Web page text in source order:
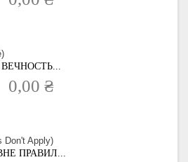
ВЕЧНОСТЬ...
0,00 ₴
ПРАВИЛ...